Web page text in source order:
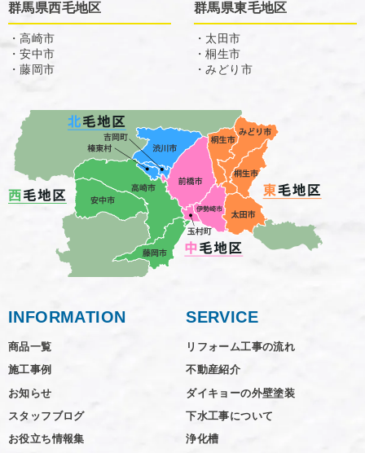
群馬県西毛地区
・高崎市
・安中市
・藤岡市
群馬県東毛地区
・太田市
・桐生市
・みどり市
INFORMATION
商品一覧
施工事例
お知らせ
スタッフブログ
お役立ち情報集
SERVICE
リフォーム工事の流れ
不動産紹介
ダイキョーの外壁塗装
下水工事について
浄化槽